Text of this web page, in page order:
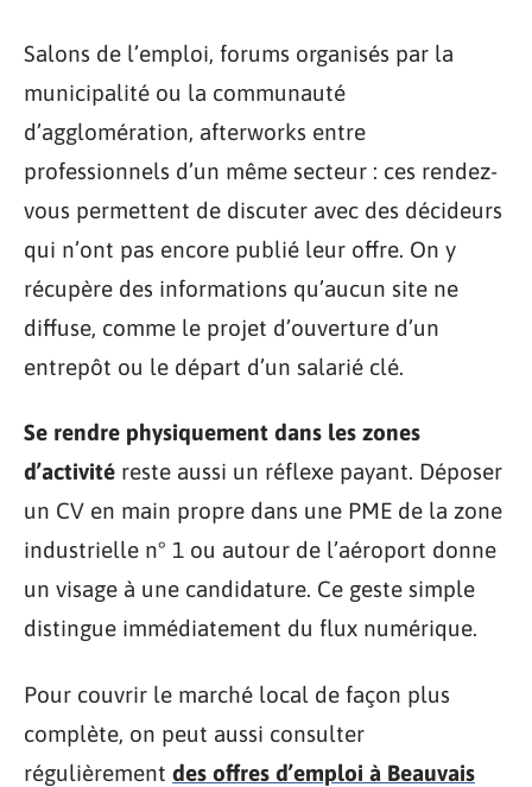
Salons de l’emploi, forums organisés par la
municipalité ou la communauté
d’agglomération, afterworks entre
professionnels d’un même secteur : ces rendez-
vous permettent de discuter avec des décideurs
qui n’ont pas encore publié leur offre. On y
récupère des informations qu’aucun site ne
diffuse, comme le projet d’ouverture d’un
entrepôt ou le départ d’un salarié clé.
Se rendre physiquement dans les zones
d’activité reste aussi un réflexe payant. Déposer
un CV en main propre dans une PME de la zone
industrielle n° 1 ou autour de l’aéroport donne
un visage à une candidature. Ce geste simple
distingue immédiatement du flux numérique.
Pour couvrir le marché local de façon plus
complète, on peut aussi consulter
régulièrement des offres d’emploi à Beauvais